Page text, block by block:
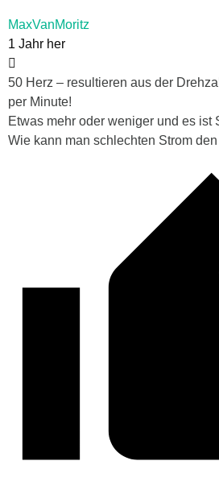
MaxVanMoritz
1 Jahr her
50 Herz – resultieren aus der
per Minute!
Etwas mehr oder weniger und es ist
Wie kann man schlechten Strom